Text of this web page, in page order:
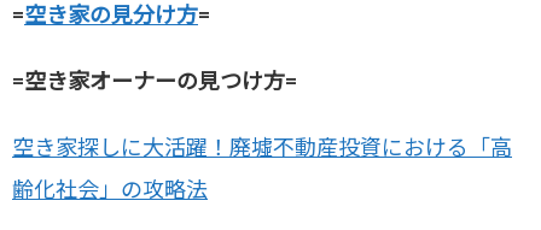
=空き家の見分け方=
=空き家オーナーの見つけ方=
空き家探しに大活躍！廃墟不動産投資における「高
齢化社会」の攻略法